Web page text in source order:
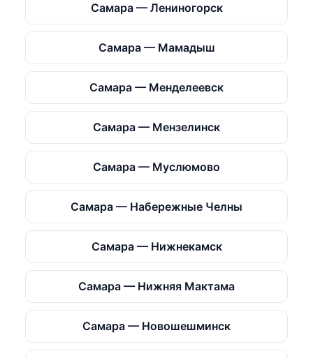
Самара — Лениногорск
Самара — Мамадыш
Самара — Менделеевск
Самара — Мензелинск
Самара — Муслюмово
Самара — Набережные Челны
Самара — Нижнекамск
Самара — Нижняя Мактама
Самара — Новошешминск